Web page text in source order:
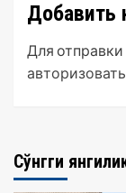
Добавить
Для
Сўнгги